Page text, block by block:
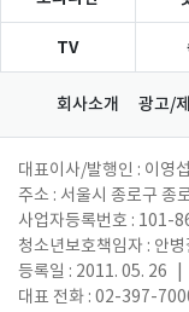
TV
회사소개 광고/
대표이사/발행인 : 이영섭
주소 : 서울시 종로구 종
사업자등록번호 : 101-
청소년보호책임자 : 안병
등록일 : 2011. 05. 26
대표 전화 : 02-397-